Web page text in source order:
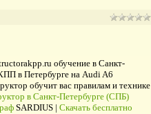
обучение в Санкт-
в Петербурге на Audi A6
обучит вас правилам и технике
в Санкт-Петербурге (СПБ)
SARDIUS | Скачать бесплатно